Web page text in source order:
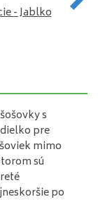
- Jablko
s
pre
mimo
sú
po